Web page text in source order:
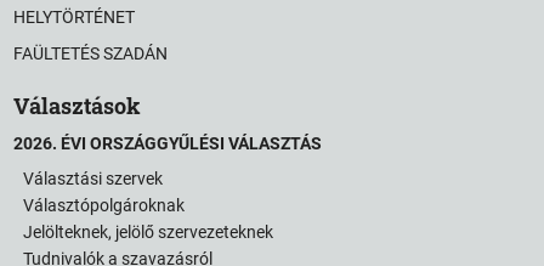
HELYTÖRTÉNET
FAÜLTETÉS SZADÁN
Választások
2026. ÉVI ORSZÁGGYŰLÉSI VÁLASZTÁS
Választási szervek
Választópolgároknak
Jelölteknek, jelölő szervezeteknek
Tudnivalók a szavazásról